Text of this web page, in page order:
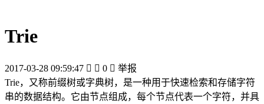
Trie
2017-03-28 09:59:47   0  举报
Trie，又称前缀树或字典树，是一种用于快速检索和存储字符
串的数据结构。它由节点组成，每个节点代表一个字符，并具